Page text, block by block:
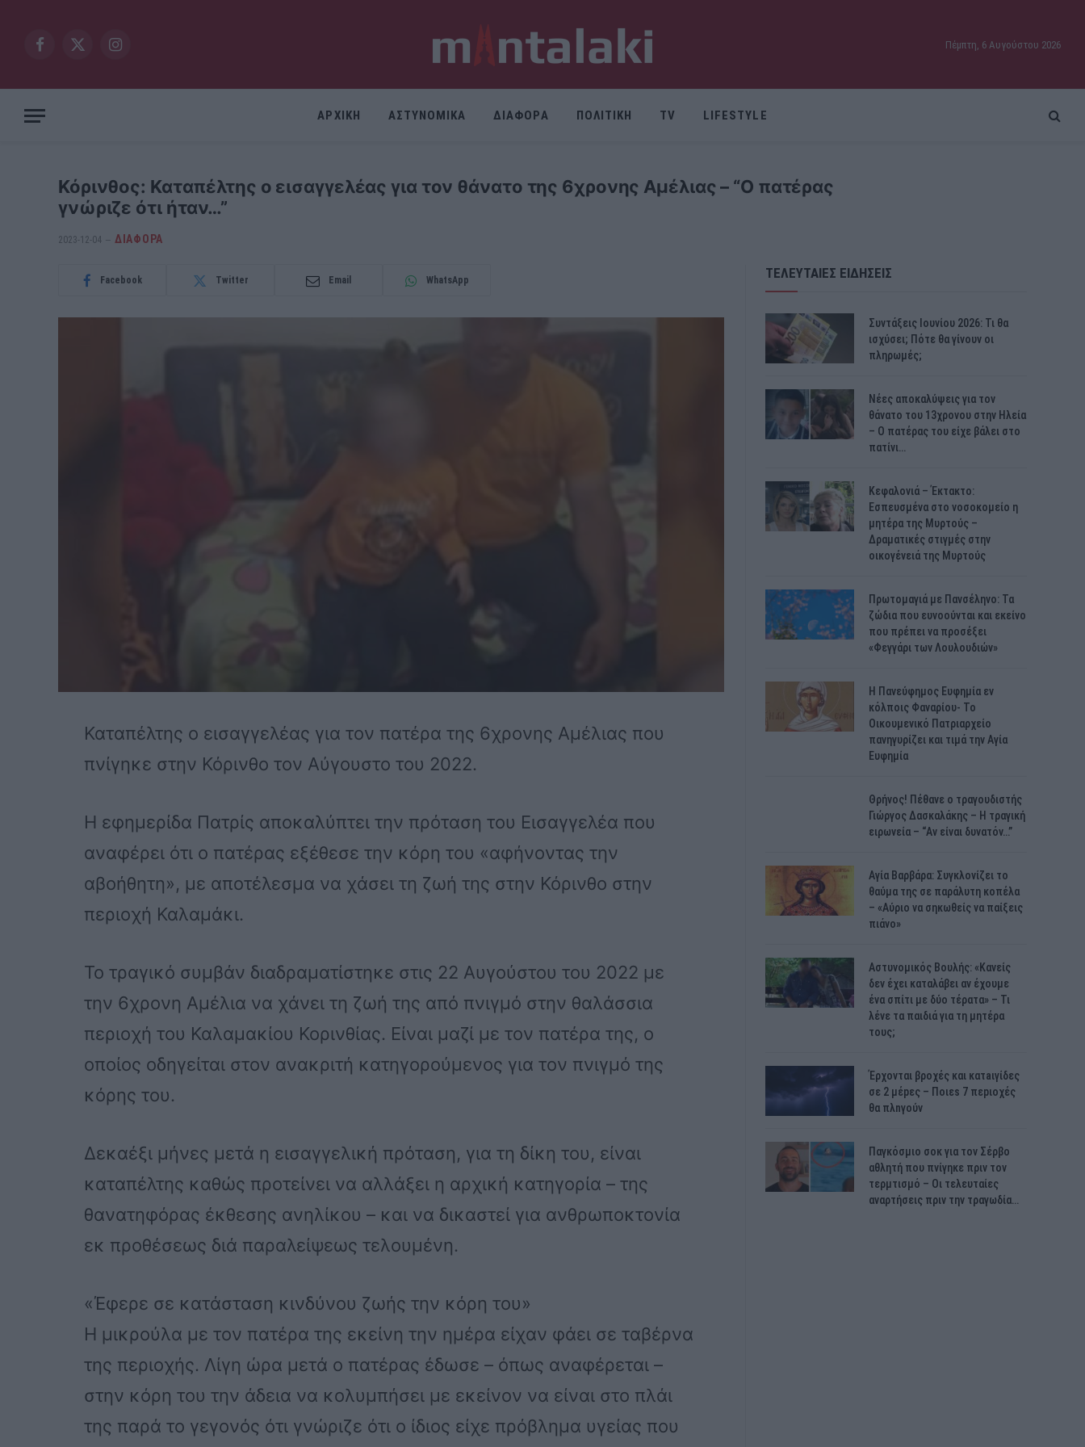
Facebook
X
Instagram
Πέμπτη, 6 Αυγούστου 2026
ΑΡΧΙΚΗ ΑΣΤΥΝΟΜΙΚΑ ΔΙΑΦΟΡΑ ΠΟΛΙΤΙΚΗ TV LIFESTYLE
Κόρινθος: Καταπέλτης ο εισαγγελέας για τον θάνατο της 6χρονης Αμέλιας – “Ο πατέρας
γνώριζε ότι ήταν…”
2023-12-04 ΔΙΆΦΟΡΑ
Facebook Twitter Email WhatsApp
Καταπέλτης ο εισαγγελέας για τον πατέρα της 6χρονης Αμέλιας που
πνίγηκε στην Κόρινθο τον Αύγουστο του 2022.
Η εφημερίδα Πατρίς αποκαλύπτει την πρόταση του Εισαγγελέα που
αναφέρει ότι ο πατέρας εξέθεσε την κόρη του «αφήνοντας την
αβοήθητη», με αποτέλεσμα να χάσει τη ζωή της στην Κόρινθο στην
περιοχή Καλαμάκι.
Το τραγικό συμβάν διαδραματίστηκε στις 22 Αυγούστου του 2022 με
την 6χρονη Αμέλια να χάνει τη ζωή της από πνιγμό στην θαλάσσια
περιοχή του Καλαμακίου Κορινθίας. Είναι μαζί με τον πατέρα της, ο
οποίος οδηγείται στον ανακριτή κατηγορούμενος για τον πνιγμό της
κόρης του.
Δεκαέξι μήνες μετά η εισαγγελική πρόταση, για τη δίκη του, είναι
καταπέλτης καθώς προτείνει να αλλάξει η αρχική κατηγορία – της
θανατηφόρας έκθεσης ανηλίκου – και να δικαστεί για ανθρωποκτονία
εκ προθέσεως διά παραλείψεως τελουμένη.
«Έφερε σε κατάσταση κινδύνου ζωής την κόρη του»
Η μικρούλα με τον πατέρα της εκείνη την ημέρα είχαν φάει σε ταβέρνα
της περιοχής. Λίγη ώρα μετά ο πατέρας έδωσε – όπως αναφέρεται –
στην κόρη του την άδεια να κολυμπήσει με εκείνον να είναι στο πλάι
της παρά το γεγονός ότι γνώριζε ότι ο ίδιος είχε πρόβλημα υγείας που
ΤΕΛΕΥΤΑΙΕΣ ΕΙΔΗΣΕΙΣ
Συντάξεις Ιουνίου 2026: Τι θα
ισχύσει; Πότε θα γίνουν οι
πληρωμές;
Νέες αποκαλύψεις για τον
θάνατο του 13χρονου στην Ηλεία
– Ο πατέρας του είχε βάλει στο
πατίνι…
Κεφαλονιά – Έκτακτο:
Εσπευσμένα στο νοσοκομείο η
μητέρα της Μυρτούς –
Δραματικές στιγμές στην
οικογένειά της Μυρτούς
Πρωτομαγιά με Πανσέληνο: Τα
ζώδια που ευνοούνται και εκείνο
που πρέπει να προσέξει
«Φεγγάρι των Λουλουδιών»
H Πανεύφημος Ευφημία εν
κόλποις Φαναρίου- Το
Οικουμενικό Πατριαρχείο
πανηγυρίζει και τιμά την Αγία
Ευφημία
Θρήνος! Πέθανε ο τραγουδιστής
Γιώργος Δασκαλάκης – Η τραγική
ειρωνεία – “Αν είναι δυνατόν…”
Αγία Βαρβάρα: Συγκλονίζει το
θαύμα της σε παράλυτη κοπέλα
– «Αύριο να σηκωθείς να παίξεις
πιάνο»
Αστυνομικός Bουλής: «Κανείς
δεν έχει καταλάβει αν έχουμε
ένα σπίτι με δύο τέρατα» – Τι
λένε τα παιδιά για τη μητέρα
τους;
Έρχονται βροχές και κατaιγίδες
σε 2 μέpες – Ποιεs 7 πεpιοχές
θα πλnγούν
Παγκόσμιο σοκ για τον Σέρβο
αθλητή που πνίγηκε πριν τον
τερμτισμό – Οι τελευταίες
αναρτήσεις πριν την τραγωδία…